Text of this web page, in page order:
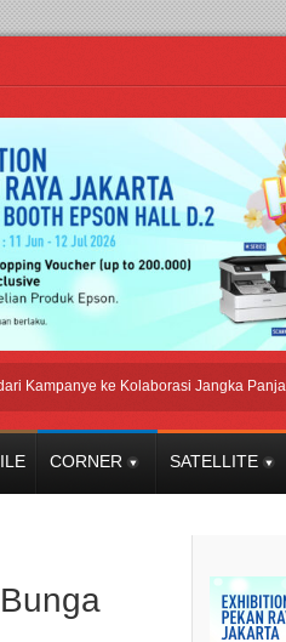
ke Kolaborasi Jangka Panjang
CORNER SATELLITE